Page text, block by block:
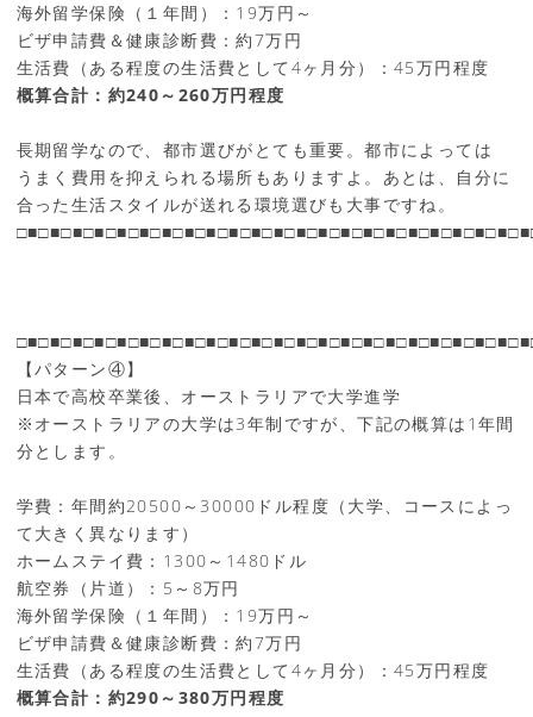
海外留学保険（１年間）：19万円～
ビザ申請費＆健康診断費：約7万円
生活費（ある程度の生活費として4ヶ月分）：45万円程度
概算合計：約240～260万円程度
長期留学なので、都市選びがとても重要。都市によっては
うまく費用を抑えられる場所もありますよ。あとは、自分に
合った生活スタイルが送れる環境選びも大事ですね。
【パターン④】
日本で高校卒業後、オーストラリアで大学進学
※オーストラリアの大学は3年制ですが、下記の概算は1年間
分とします。
学費：年間約20500～30000ドル程度（大学、コースによっ
て大きく異なります）
ホームステイ費：1300～1480ドル
航空券（片道）：5～8万円
海外留学保険（１年間）：19万円～
ビザ申請費＆健康診断費：約7万円
生活費（ある程度の生活費として4ヶ月分）：45万円程度
概算合計：約290～380万円程度